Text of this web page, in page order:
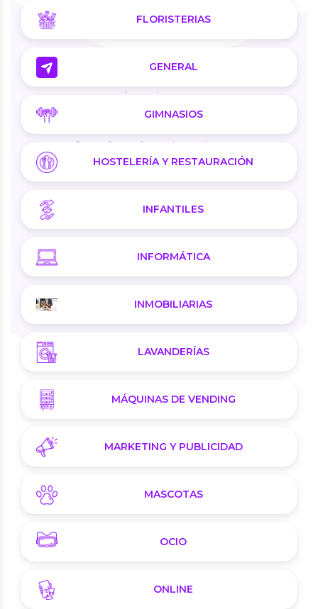
FLORISTERIAS
GENERAL
GIMNASIOS
HOSTELERÍA Y RESTAURACIÓN
INFANTILES
INFORMÁTICA
INMOBILIARIAS
LAVANDERÍAS
MÁQUINAS DE VENDING
MARKETING Y PUBLICIDAD
MASCOTAS
OCIO
ONLINE